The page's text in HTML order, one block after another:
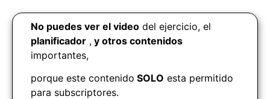
No puedes ver el video del ejercicio, el
planificador , y otros contenidos
importantes,
porque este contenido SOLO esta permitido
para subscriptores.